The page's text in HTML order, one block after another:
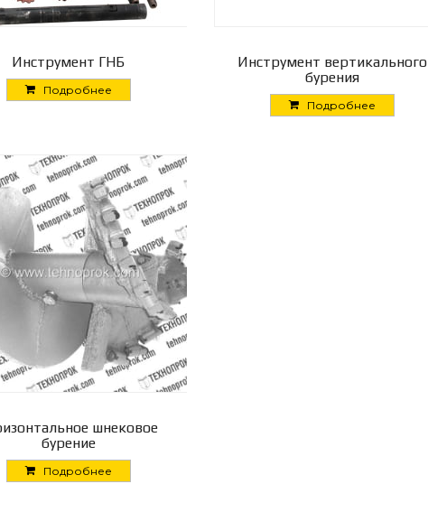
Инструмент ГНБ
Подробнее
Инструмент вертикального
бурения
Подробнее
шнековое
бурение
Подробнее